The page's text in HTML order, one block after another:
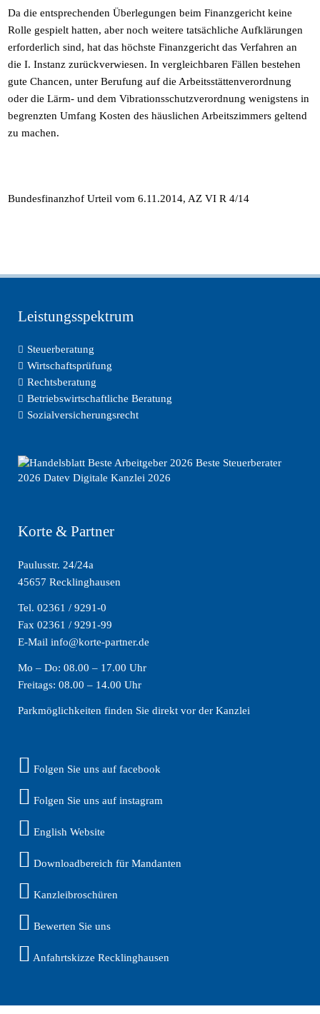
Da die entsprechenden Überlegungen beim Finanzgericht keine
Rolle gespielt hatten, aber noch weitere tatsächliche Aufklärungen
erforderlich sind, hat das höchste Finanzgericht das Verfahren an
die I. Instanz zurückverwiesen. In vergleichbaren Fällen bestehen
gute Chancen, unter Berufung auf die Arbeitsstättenverordnung
oder die Lärm- und dem Vibrationsschutzverordnung wenigstens in
begrenzten Umfang Kosten des häuslichen Arbeitszimmers geltend
zu machen.
Bundesfinanzhof Urteil vom 6.11.2014, AZ VI R 4/14
Leistungsspektrum
Steuerberatung
Wirtschaftsprüfung
Rechtsberatung
Betriebswirtschaftliche Beratung
Sozialversicherungsrecht
Korte & Partner
Paulusstr. 24/24a
45657 Recklinghausen
Tel. 02361 / 9291-0
Fax 02361 / 9291-99
E-Mail info@korte-partner.de
Mo – Do: 08.00 – 17.00 Uhr
Freitags: 08.00 – 14.00 Uhr
Parkmöglichkeiten finden Sie direkt vor der Kanzlei
Folgen Sie uns auf facebook
Folgen Sie uns auf instagram
English Website
Downloadbereich für Mandanten
Kanzleibroschüren
Bewerten Sie uns
Anfahrtskizze Recklinghausen